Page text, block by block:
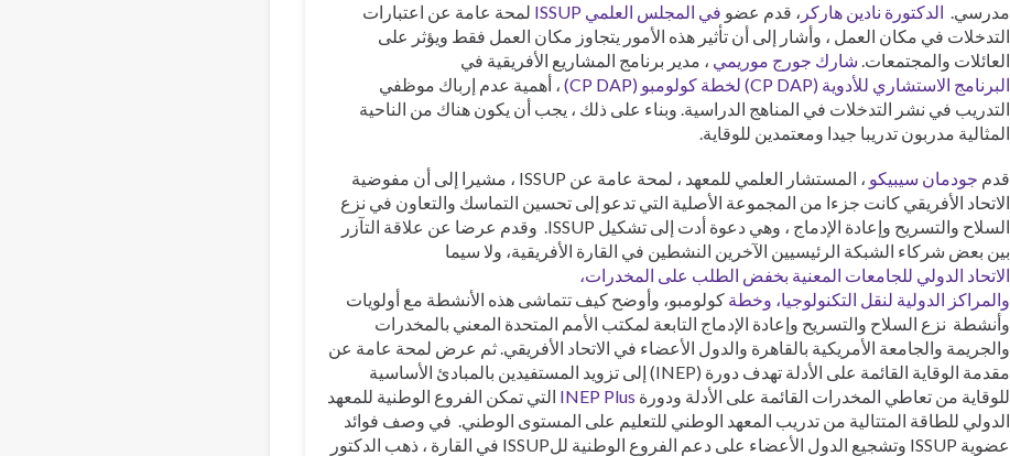
مدرسي. الدكتورة نادين هاركر ، قدم عضو في المجلس العلمي ISSUP
لمحة عامة عن اعتبارات
التدخلات في مكان العمل ، وأشار إلى أن تأثير هذه الأمور يتجاوز مكان العمل فقط ويؤثر على
العائلات والمجتمعات. شارك جورج موريمي ، مدير برنامج المشاريع الأفريقية في
البرنامج الاستشاري للأدوية (CP DAP) لخطة كولومبو (CP DAP)
، أهمية عدم إرباك موظفي
التدريب في نشر التدخلات في المناهج الدراسية. وبناء على ذلك ، يجب أن يكون هناك من الناحية
المثالية مدربون تدريبا جيدا ومعتمدين للوقاية.
قدم جودمان سيبيكو
، المستشار العلمي للمعهد ، لمحة عامة عن ISSUP ، مشيرا إلى أن مفوضية
الاتحاد الأفريقي كانت جزءا من المجموعة الأصلية التي تدعو إلى تحسين التماسك والتعاون في نزع
السلاح والتسريح وإعادة الإدماج ، وهي دعوة أدت إلى تشكيل ISSUP. وقدم عرضا عن علاقة التآزر
بين بعض شركاء الشبكة الرئيسيين الآخرين النشطين في القارة الأفريقية، ولا سيما
الاتحاد الدولي للجامعات المعنية بخفض الطلب على المخدرات،
والمراكز الدولية لنقل التكنولوجيا، وخطة كولومبو، وأوضح كيف تتماشى هذه الأنشطة مع أولويات
وأنشطة نزع السلاح والتسريح وإعادة الإدماج التابعة لمكتب الأمم المتحدة المعني بالمخدرات
والجريمة والجامعة الأمريكية بالقاهرة والدول الأعضاء في الاتحاد الأفريقي. ثم عرض لمحة عامة عن
مقدمة الوقاية القائمة على الأدلة تهدف دورة (INEP) إلى تزويد المستفيدين بالمبادئ الأساسية
للوقاية من تعاطي المخدرات القائمة على الأدلة ودورة INEP Plus التي تمكن الفروع الوطنية للمعهد
الدولي للطاقة المتتالية من تدريب المعهد الوطني للتعليم على المستوى الوطني. في وصف فوائد
عضوية ISSUP وتشجيع الدول الأعضاء على دعم الفروع الوطنية للISSUP في القارة ، ذهب الدكتور